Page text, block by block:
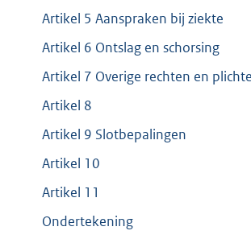
Artikel 5 Aanspraken bij ziekte
Artikel 6 Ontslag en schorsing
Artikel 7 Overige rechten en
Artikel 8
Artikel 9 Slotbepalingen
Artikel 10
Artikel 11
Ondertekening